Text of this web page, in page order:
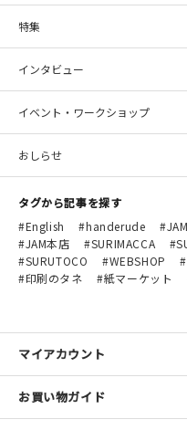
特集
インタビュー
イベント・ワークショップ
おしらせ
タグから記事を探す
English
handerude JAM
JAM本店
SURIMACCA
SURUTOCO
WEBSHOP
印刷のタネ
紙マーケット
マイアカウント
お買い物ガイド